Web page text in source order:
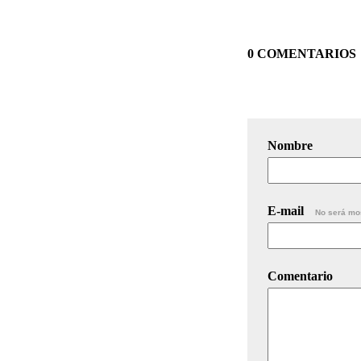
0 COMENTARIOS
Nombre
E-mail No será
Comentario